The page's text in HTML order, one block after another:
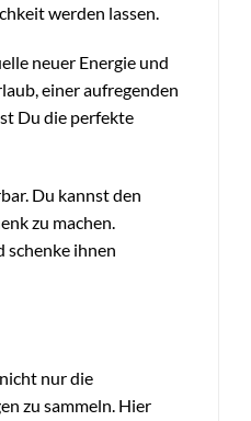
werden lassen.
neuer Energie und
einer aufregenden
Du die perfekte
Du kannst den
zu machen.
schenke ihnen
nur die
zu sammeln. Hier